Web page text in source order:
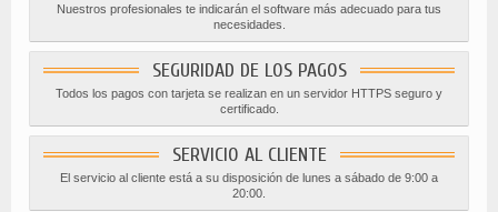
Nuestros profesionales te indicarán el software más adecuado para tus
necesidades.
SEGURIDAD DE LOS PAGOS
Todos los pagos con tarjeta se realizan en un servidor HTTPS seguro y
certificado.
SERVICIO AL CLIENTE
El servicio al cliente está a su disposición de lunes a sábado de 9:00 a
20:00.